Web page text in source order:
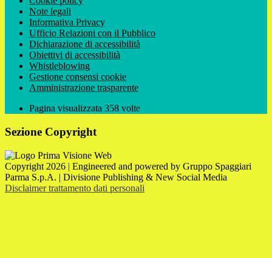
Note legali
Informativa Privacy
Ufficio Relazioni con il Pubblico
Dichiarazione di accessibilità
Obiettivi di accessibilità
Whistleblowing
Gestione consensi cookie
Amministrazione trasparente
Pagina visualizzata 358 volte
Sezione Copyright
Copyright 2026 | Engineered and powered by Gruppo Spaggiari
Parma S.p.A. | Divisione Publishing & New Social Media
Disclaimer trattamento dati personali